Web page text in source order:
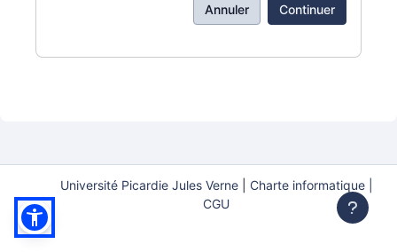
Annuler Continuer
Université Picardie Jules Verne|
Charte informatique |
CGU